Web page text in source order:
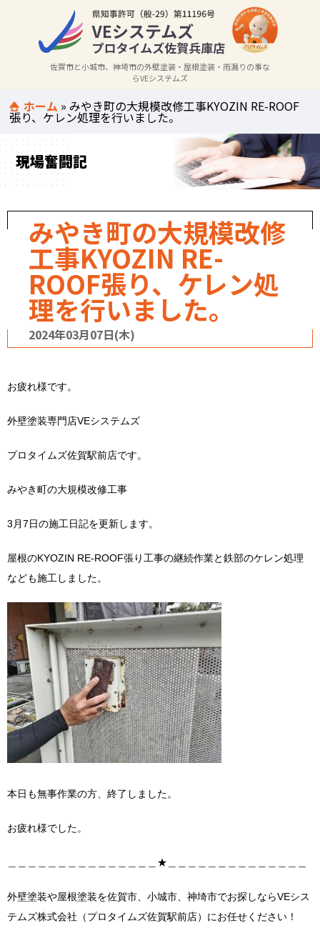
佐賀市と小城市、神埼市の外壁塗装・屋根塗装・雨漏りの事な
らVEシステムズ
ホーム » みやき町の大規模改修工事KYOZIN RE-ROOF
張り、ケレン処理を行いました。
現場奮闘記
みやき町の大規模改修
工事KYOZIN RE-
ROOF張り、ケレン処
理を行いました。
2024年03月07日(木)
お疲れ様です。
外壁塗装専門店VEシステムズ
プロタイムズ佐賀駅前店です。
みやき町の大規模改修工事
3月7日の施工日記を更新します。
屋根のKYOZIN RE-ROOF張り工事の継続作業と鉄部のケレン処理
なども施工しました。
本日も無事作業の方、終了しました。
お疲れ様でした。
＿＿＿＿＿＿＿＿＿＿＿＿＿＿＿★＿＿＿＿＿＿＿＿＿＿＿＿＿＿
外壁塗装や屋根塗装を佐賀市、小城市、神埼市でお探しならVEシス
テムズ株式会社（プロタイムズ佐賀駅前店）にお任せください！